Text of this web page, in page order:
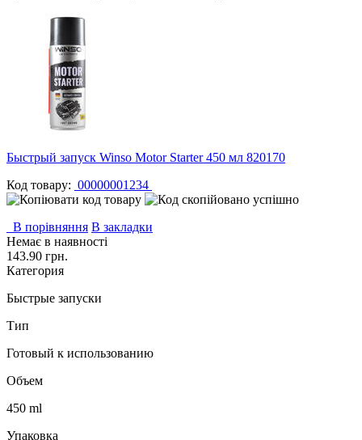
Быстрый запуск Winso Motor Starter 450 мл 820170
Код товару: 00000001234
В порівняння В закладки
Немає в наявності
143.90 грн.
Категория
Быстрые запуски
Тип
Готовый к использованию
Объем
450 ml
Упаковка